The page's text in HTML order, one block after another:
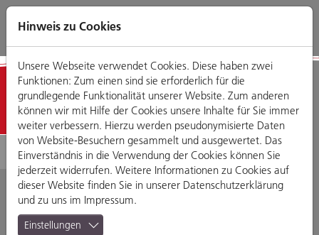
Direkt
zum
Zum
Hauptmenü
Zum
Footermenü
Zur
Website-
Detailansicht
Niche de Parfume
Hinweis zu Cookies
Unsere Webseite verwendet Cookies. Diese haben zwei
Funktionen: Zum einen sind sie erforderlich für die
grundlegende Funktionalität unserer Website. Zum anderen
können wir mit Hilfe der Cookies unsere Inhalte für Sie immer
weiter verbessern. Hierzu werden pseudonymisierte Daten
von Website-Besuchern gesammelt und ausgewertet. Das
Einverständnis in die Verwendung der Cookies können Sie
jederzeit widerrufen. Weitere Informationen zu Cookies auf
dieser Website finden Sie in unserer Datenschutzerklärung
und zu uns im Impressum.
Einstellungen